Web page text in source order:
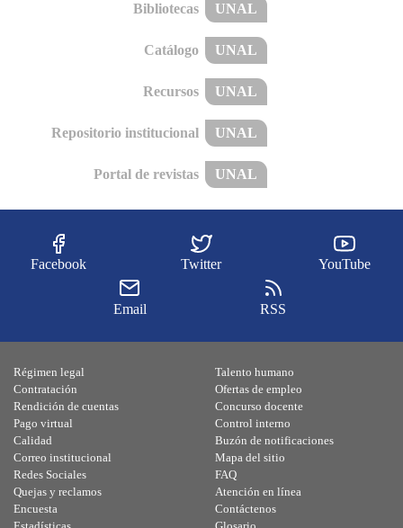
Bibliotecas UNAL
Catálogo UNAL
Recursos UNAL
Repositorio institucional UNAL
Portal de revistas UNAL
Facebook Twitter YouTube
Email RSS
Régimen legal
Contratación
Rendición de cuentas
Pago virtual
Calidad
Talento humano
Ofertas de empleo
Concurso docente
Control interno
Buzón de notificaciones
Correo institucional
Redes Sociales
Quejas y reclamos
Encuesta
Mapa del sitio
FAQ
Atención en línea
Contáctenos